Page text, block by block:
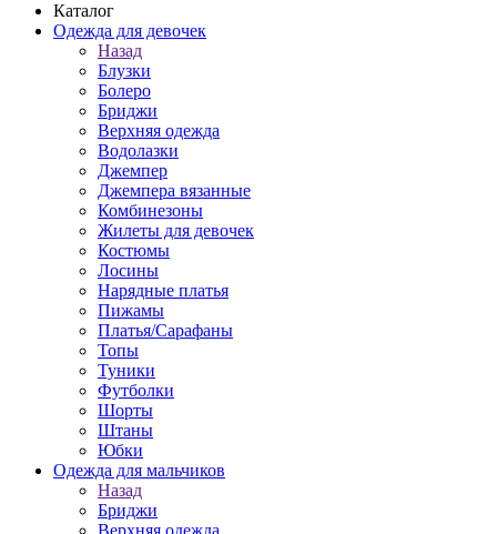
Каталог
Одежда для девочек
Назад
Блузки
Болеро
Бриджи
Верхняя одежда
Водолазки
Джемпер
Джемпера вязанные
Комбинезоны
Жилеты для девочек
Костюмы
Лосины
Нарядные платья
Пижамы
Платья/Сарафаны
Топы
Туники
Футболки
Шорты
Штаны
Юбки
Одежда для мальчиков
Назад
Бриджи
Верхняя одежда